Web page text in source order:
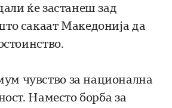
ќе застанеш зад
сакаат Македонија да
чувство за национална
Наместо борба за